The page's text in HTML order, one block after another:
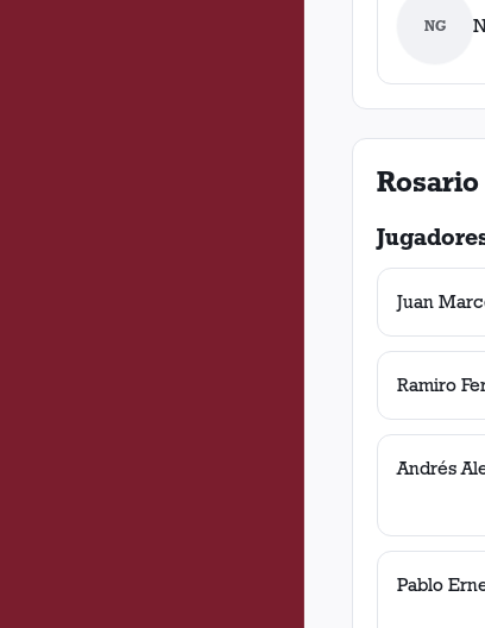
NG
Juan
Ramiro
Andrés
Pablo